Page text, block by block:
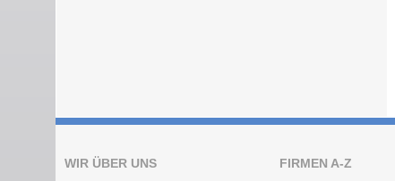
WIR ÜBER UNS FIRMEN A-Z